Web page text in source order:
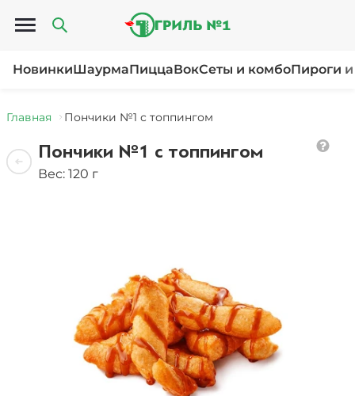
Открыть меню
НовинкиШаурмаПиццаВокСеты и комбоПироги
Главная Пончики №1 с топпингом
Пончики №1 с топпингом
Вес: 120 г